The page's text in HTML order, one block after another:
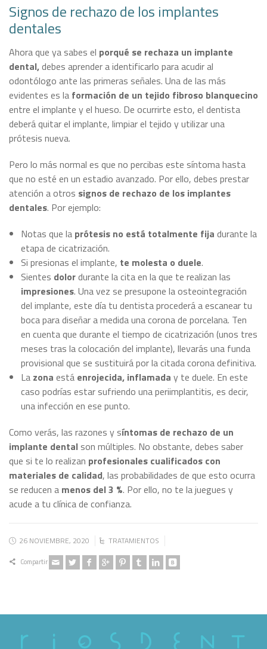
Signos de rechazo de los implantes
dentales
Ahora que ya sabes el porqué se rechaza un implante
dental,debes aprender a identificarlo para acudir al
odontólogo ante las primeras señales. Una de las más
evidentes es la formación de un tejido fibroso blanquecino
entre el implante y el hueso. De ocurrirte esto, el dentista
deberá quitar el implante, limpiar el tejido y utilizar una
prótesis nueva.
Pero lo más normal es que no percibas este síntoma hasta
que no esté en un estadio avanzado. Por ello, debes prestar
atención a otros signos de rechazo de los implantes
dentales. Por ejemplo:
Notas que la prótesis no está totalmente fija durante la
etapa de cicatrización.
Si presionas el implante, te molesta o duele.
Sientes dolordurante la cita en la que te realizan las
impresiones. Una vez se presupone la osteointegración
del implante, este día tu dentista procederá a escanear tu
boca para diseñar a medida una corona de porcelana. Ten
en cuenta que durante el tiempo de cicatrización (unos tres
meses tras la colocación del implante), llevarás una funda
provisional que se sustituirá por la citada corona definitiva.
La zona está enrojecida, inflamada y te duele. En este
caso podrías estar sufriendo una periimplantitis, es decir,
una infección en ese punto.
Como verás, las razones y síntomas de rechazo de un
implante dental son múltiples. No obstante, debes saber
que si te lo realizan profesionales cualificados con
materiales de calidad, las probabilidades de que esto ocurra
se reducen a menos del 3 %. Por ello, no te la juegues y
acude a tu clínica de confianza.
26 NOVIEMBRE, 2020 TRATAMIENTOS
Compartir